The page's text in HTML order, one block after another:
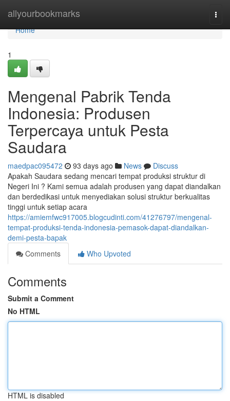
allyourbookmarks
Home
Home
1
Mengenal Pabrik Tenda
Indonesia: Produsen
Terpercaya untuk Pesta
Saudara
maedpac095472 93 days ago News
Discuss
Apakah Saudara sedang mencari tempat produksi struktur di
Negeri Ini ? Kami semua adalah produsen yang dapat diandalkan
dan berdedikasi untuk menyediakan solusi struktur berkualitas
tinggi untuk setiap acara
https://amiemfwc917005.blogcudinti.com/41276797/mengenal-
tempat-produksi-tenda-indonesia-pemasok-dapat-diandalkan-
demi-pesta-bapak
Comments
Who Upvoted
Comments
Submit a Comment
No HTML
HTML is disabled